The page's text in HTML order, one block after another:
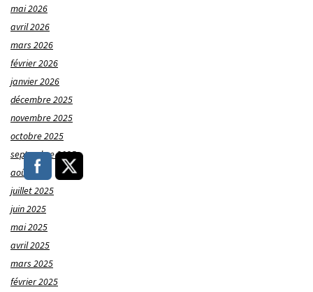
mai 2026
avril 2026
mars 2026
février 2026
janvier 2026
décembre 2025
novembre 2025
octobre 2025
septembre 2025
août 2025
juillet 2025
juin 2025
mai 2025
avril 2025
mars 2025
février 2025